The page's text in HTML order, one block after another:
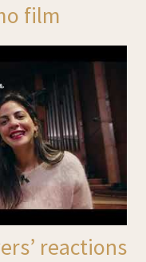
film
reactions